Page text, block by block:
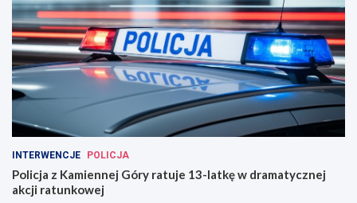
INTERWENCJE POLICJA
Policja z Kamiennej Góry ratuje 13-latkę w dramatycznej
akcji ratunkowej